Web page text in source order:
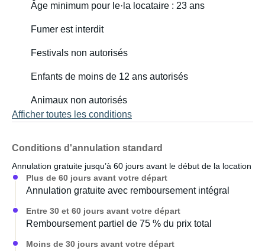
Âge minimum pour le·la locataire : 23 ans
Fumer est interdit
Festivals non autorisés
Enfants de moins de 12 ans autorisés
Animaux non autorisés
Afficher toutes les conditions
Conditions d'annulation standard
Annulation gratuite jusqu’à 60 jours avant le début de la location
Plus de 60 jours avant votre départ
Annulation gratuite avec remboursement intégral
Entre 30 et 60 jours avant votre départ
Remboursement partiel de 75 % du prix total
Moins de 30 jours avant votre départ